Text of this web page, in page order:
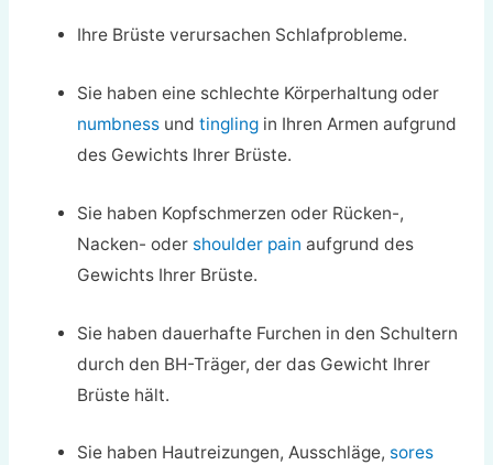
Ihre Brüste verursachen Schlafprobleme.
Sie haben eine schlechte Körperhaltung oder
numbness undtingling in Ihren Armen aufgrund
des Gewichts Ihrer Brüste.
Sie haben Kopfschmerzen oder Rücken-,
Nacken- oder shoulder pain aufgrund des
Gewichts Ihrer Brüste.
Sie haben dauerhafte Furchen in den Schultern
durch den BH-Träger, der das Gewicht Ihrer
Brüste hält.
Sie haben Hautreizungen, Ausschläge, sores